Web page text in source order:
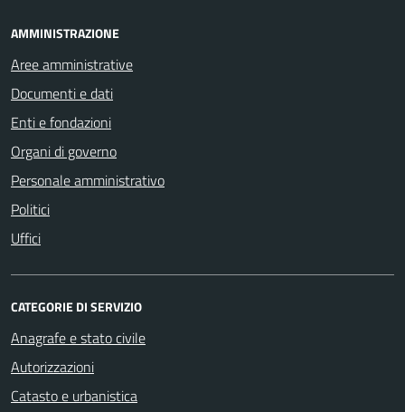
AMMINISTRAZIONE
Aree amministrative
Documenti e dati
Enti e fondazioni
Organi di governo
Personale amministrativo
Politici
Uffici
CATEGORIE DI SERVIZIO
Anagrafe e stato civile
Autorizzazioni
Catasto e urbanistica